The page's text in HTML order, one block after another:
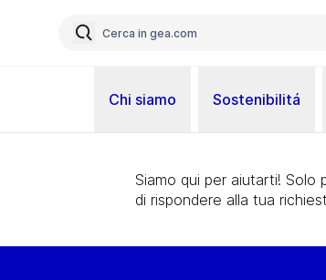
Chi siamo Sostenibilitá
Siamo qui per aiutarti! Solo
di rispondere alla tua